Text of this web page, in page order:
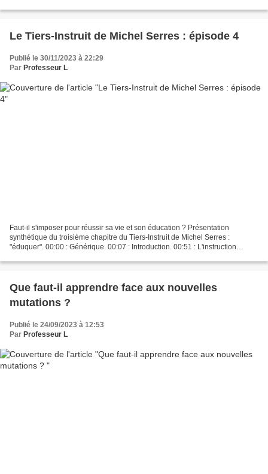
Le Tiers-Instruit de Michel Serres : épisode 4
Publié le 30/11/2023 à 22:29
Par Professeur L
Faut-il s'imposer pour réussir sa vie et son éducation ? Présentation
synthétique du troisième chapitre du Tiers-Instruit de Michel Serres :
"éduquer". 00:00 : Générique. 00:07 : Introduction. 00:51 : L'instruction
Que faut-il apprendre face aux nouvelles
mutations ?
Publié le 24/09/2023 à 12:53
Par Professeur L